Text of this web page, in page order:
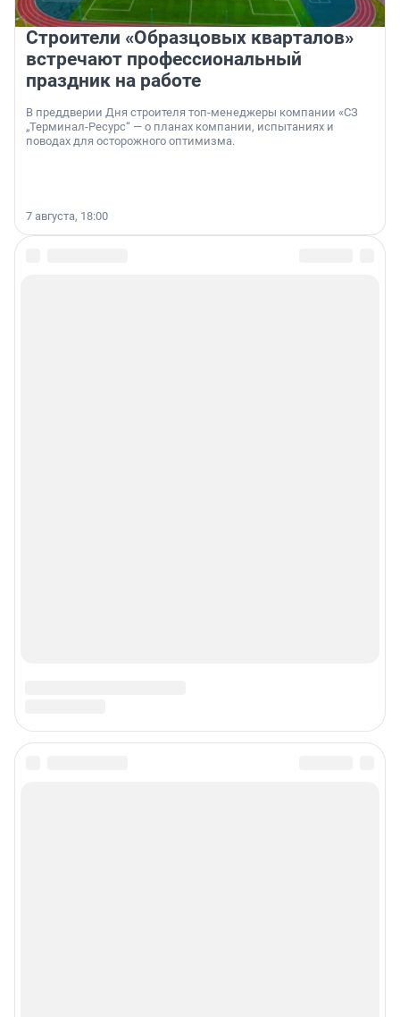
Строители «Образцовых кварталов»
встречают профессиональный
праздник на работе
В преддверии Дня строителя топ-менеджеры компании «СЗ
„Терминал-Ресурс“ — о планах компании, испытаниях и
поводах для осторожного оптимизма.
7 августа, 18:00